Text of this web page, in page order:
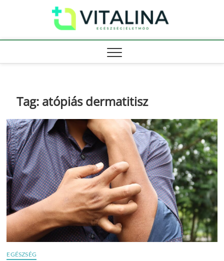
Tag: atópiás dermatitisz
EGÉSZSÉG